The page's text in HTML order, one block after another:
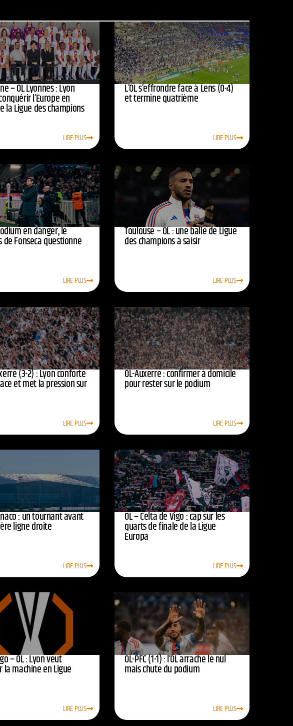
– OL Lyonnes : Lyon
l’Europe en
la Ligue des champions
LIRE PLUS
L’OL s’effrondre face à Lens (0-4)
et termine quatrième
LIRE PLUS
en danger, le
de Fonseca questionne
LIRE PLUS
Toulouse – OL : une balle de Ligue
des champions à saisir
LIRE PLUS
(3-2) : Lyon conforte
et met la pression sur
LIRE PLUS
OL-Auxerre : confirmer à domicile
pour rester sur le podium
LIRE PLUS
: un tournant avant
ligne droite
LIRE PLUS
OL – Celta de Vigo : cap sur les
quarts de finale de la Ligue
Europa
LIRE PLUS
– OL : Lyon veut
la machine en Ligue
LIRE PLUS
OL-PFC (1-1) : l’OL arrache le nul
mais chute du podium
LIRE PLUS